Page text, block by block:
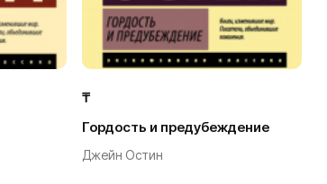
₸
Гордость и предубеждение
Джейн Остин